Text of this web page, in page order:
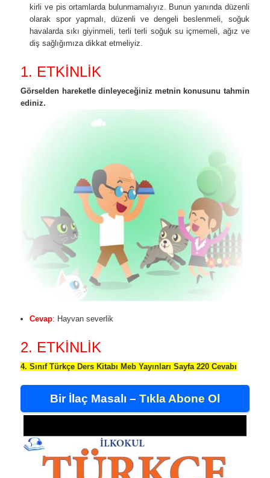
kirli ve pis ortamlarda bulunmamalıyız. Bunun yanında düzenli
olarak spor yapmalı, düzenli ve dengeli beslenmeli, soğuk
havalarda sıkı giyinmeli, terli terli soğuk su içmemeli, ağız ve
diş sağlığımıza dikkat etmeliyiz.
1. ETKİNLİK
Görselden hareketle dinleyeceğiniz metnin konusunu tahmin
ediniz.
Cevap: Hayvan severlik
2. ETKİNLİK
4. Sınıf Türkçe Ders Kitabı Meb Yayınları Sayfa 220 Cevabı
Bir İlaç Masalı – Tıkla Abone Ol